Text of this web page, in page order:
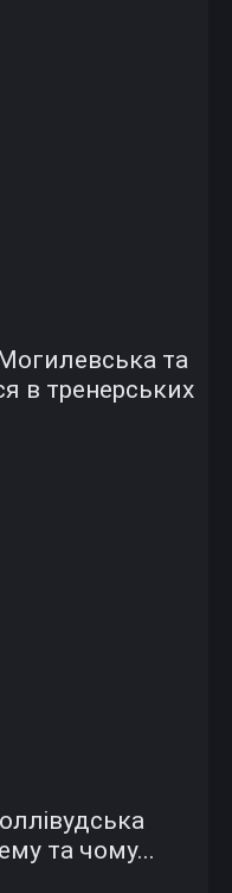
та
в тренерських
та чому...